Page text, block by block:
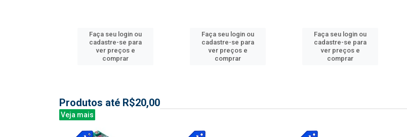
Faça seu login ou
cadastre-se para
ver preços e
comprar
Faça seu login ou
cadastre-se para
ver preços e
comprar
Faça seu login ou
cadastre-se para
ver preços e
comprar
Produtos até R$20,00
Veja mais